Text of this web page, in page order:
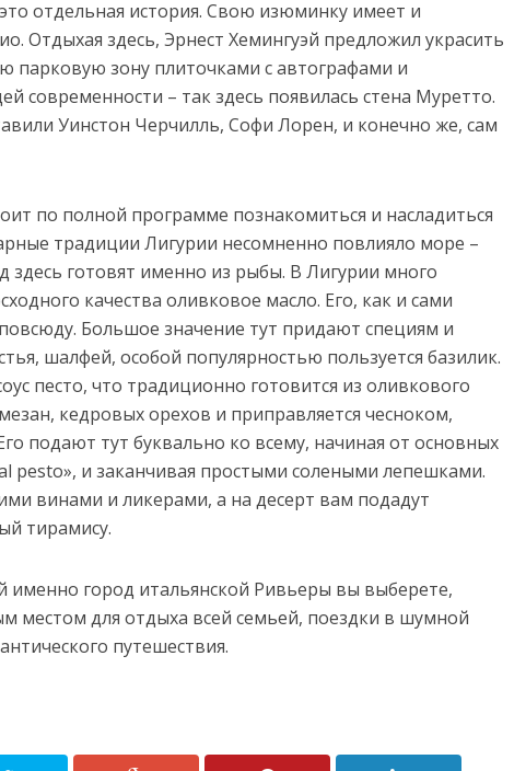
отдельная история. Свою изюминку имеет и
Отдыхая здесь, Эрнест Хемингуэй предложил украсить
парковую зону плиточками с автографами и
современности – так здесь появилась стена Муретто.
Уинстон Черчилль, Софи Лорен, и конечно же, сам
по полной программе познакомиться и насладиться
традиции Лигурии несомненно повлияло море –
готовят именно из рыбы. В Лигурии много
качества оливковое масло. Его, как и сами
Большое значение тут придают специям и
шалфей, особой популярностью пользуется базилик.
песто, что традиционно готовится из оливкового
кедровых орехов и приправляется чесноком,
подают тут буквально ко всему, начиная от основных
pesto», и заканчивая простыми солеными лепешками.
винами и ликерами, а на десерт вам подадут
тирамису.
именно город итальянской Ривьеры вы выберете,
местом для отдыха всей семьей, поездки в шумной
путешествия.